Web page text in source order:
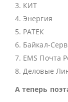
3. КИТ
4. Энергия
5. РАТЕК
6. Байкал-
7. EMS Почта
8. Деловые
А теперь